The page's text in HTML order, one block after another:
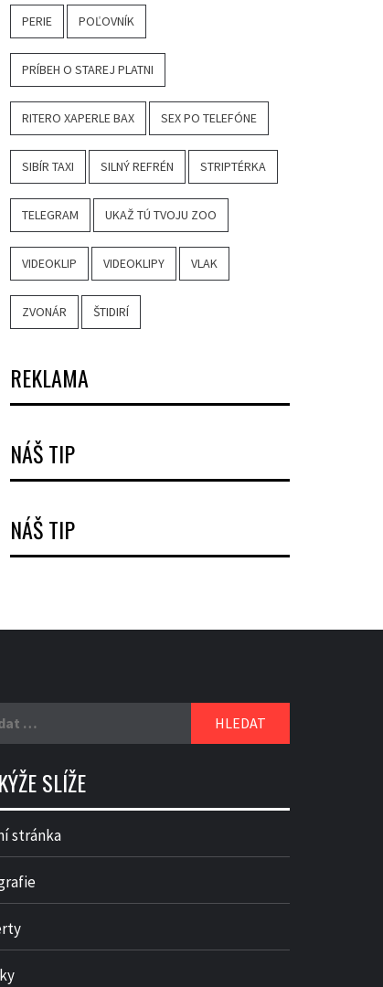
PERIE POĽOVNÍK
PRÍBEH O STAREJ PLATNI
RITERO XAPERLE BAX SEX PO TELEFÓNE
SIBÍR TAXI SILNÝ REFRÉN STRIPTÉRKA
TELEGRAM UKAŽ TÚ TVOJU ZOO
VIDEOKLIP VIDEOKLIPY VLAK
ZVONÁR ŠTIDIRÍ
REKLAMA
NÁŠ TIP
NÁŠ TIP
SLÍŽE
stránka